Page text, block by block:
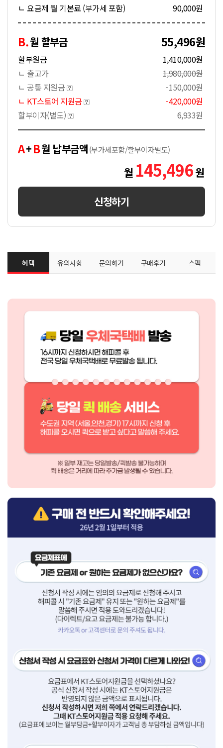
ㄴ 요금제 월 기본료 (부가세 포함) 90,000원
B.월 할부금 55,496원
할부원금
1,410,000원
ㄴ 출고가
1,980,000원
ㄴ 공통 지원금
-150,000원
ㄴ KT스토어 지원금
-420,000원
할부이자(별도)
6,933원
A+B월 납부금액(부가세포함/할부이자별도)
월 145,496원
신청하기
혜택 유의사항 문의하기 구매후기 스펙